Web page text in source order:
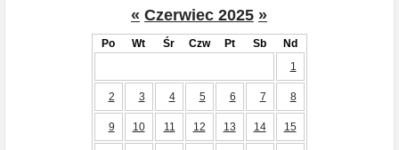
« Czerwiec 2025 »
Po Wt Śr Czw Pt Sb
Nd
1
2 3 4 5 6 7 8
9 10 11 12 13 14 15